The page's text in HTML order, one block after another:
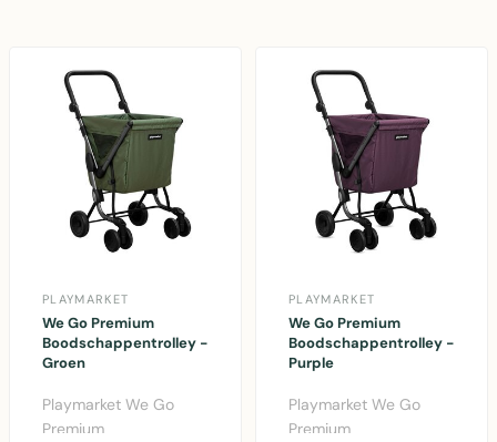
PLAYMARKET
We Go Premium
Boodschappentrolley -
Groen
Playmarket We Go
Premium
PLAYMARKET
We Go Premium
Boodschappentrolley -
Purple
Playmarket We Go
Premium